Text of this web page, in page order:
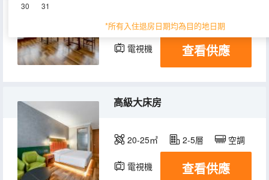
30 31
*所有入住退房日期均為目的地日期
35-40㎡ 2層 空調
電視機 查看供應
高級大床房
20-25㎡ 2-5層 空調
電視機 查看供應